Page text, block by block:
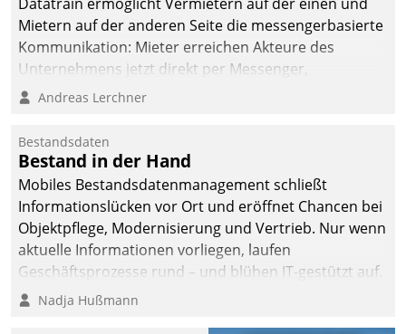
Mietern auf der anderen Seite die messengerbasierte
Kommunikation: Mieter erreichen Akteure des
Unternehmens jetzt direkt per Messenger,
Mitarbeiter oder Dienstleister empfangen oder
Andreas Lerchner
Bestandsdaten
Bestand in der Hand
Mobiles Bestandsdatenmanagement schließt
Informationslücken vor Ort und eröffnet Chancen bei
Objektpflege, Modernisierung und Vertrieb. Nur wenn
aktuelle Informationen vorliegen, laufen
Geschäftsprozesse rund – und blühen IT-gestützt auf.
Nadja Hußmann